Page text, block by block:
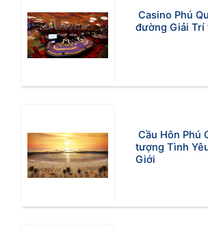
Casino Phú
đường Giải Trí
Cầu Hôn Phú
tượng Tình
Giới